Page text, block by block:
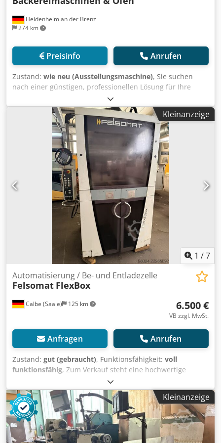
Heidenheim an der Brenz
274 km
Preisinfo Anrufen
Zustand: wie neu (Ausstellungsmaschine), Sie suchen
nach einer günstigen, professionellen Lösung für Ihre
Bäckerei? Oder möchten Ihre gebrauchten Maschinen
verkaufen? Dann sind Sie bei uns genau richtig! ⸻ ✅
Was wir anbieten: • Gebrauchte & generalüberholte
Bäckereimaschinen Crsdpfxjwx H Ixs Ab Ajf • Etagenöfen,
Stikkenöfen, Gärschränke, Knetmaschinen, Rührwerke
u.v.m. • Fachmännisch gereinigt, geprüft & einsatzbereit! •
Marken wie W&P, Miwe, Bongard, Kemper, Diosna, Rondo,
König u.v.a. ⸻ Wir kaufen auch an! Sie haben
Maschinen, die Sie nicht mehr benötigen? Wir kaufen
Bäckereimaschinen & Öfen zu fairen Preisen – auch
komplette Betriebsauflösungen. Unkomplizierte
Abwicklung, schnelle Zahlung und auf Wunsch Demontage
& Abholung. ⸻ Kontaktieren Sie uns! Versand oder
Abholung möglich Besichtigung nach Terminvereinbarung
Kleinanzeige
1 /7
Calbe (Saale) 125 km
Automatisierung / Be- und Entladezelle
Felsomat FlexBox
6.500 €
VB zzgl. MwSt.
Anfragen Anrufen
Zustand: gut (gebraucht), Funktionsfähigkeit: voll
funktionsfähig, Zum Verkauf steht eine hochwertige
FELSOMAT FlexBox zur automatisierten
Werkstückhandhabung in der Serienfertigung. Die Anlage
ist für die automatische Be- und Entladung von CNC-Dreh-,
Fräs-, Schleif- oder Verzahnungsmaschinen konzipiert. Sie
verfügt über ein servoangetriebenes Handling mit
pneumatischem Greifer sowie eine zusätzliche Linear-
Kleinanzeige